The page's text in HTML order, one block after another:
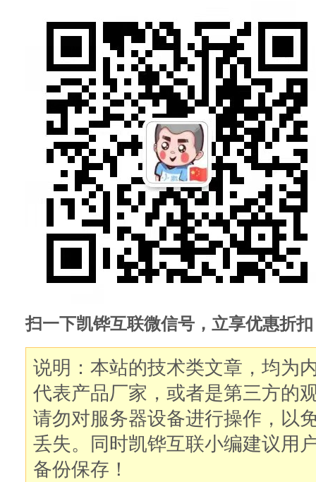
扫一下凯铧互联微信号，立享优惠折
说明：本站的技术类文章，均为
代表产品厂家，或者是第三方的
请勿对服务器设备进行操作，以
丢失。同时凯铧互联小编建议用
备份保存！